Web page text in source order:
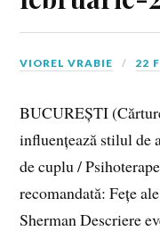
VIOREL VRABIE 22
BUCUREȘTI
influențează stilul de
de cuplu /
recomandată: Fețe
Sherman Descriere